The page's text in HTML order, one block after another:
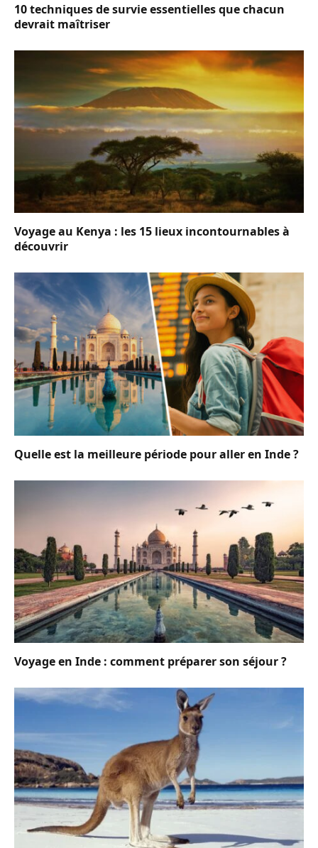
10 techniques de survie essentielles que chacun
devrait maîtriser
Voyage au Kenya : les 15 lieux incontournables à
découvrir
Quelle est la meilleure période pour aller en Inde ?
Voyage en Inde : comment préparer son séjour ?